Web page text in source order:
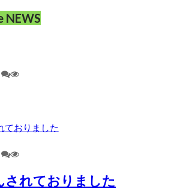
NEWS
されておりました